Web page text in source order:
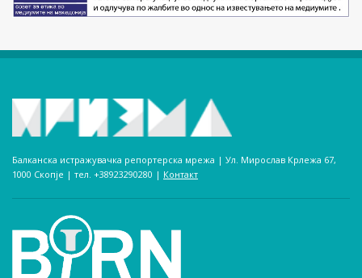
Балканска истражувачка репортерска мрежа | Ул. Мирослав Крлежа 67,
1000 Скопје | тел. +38923290280­ | Контакт